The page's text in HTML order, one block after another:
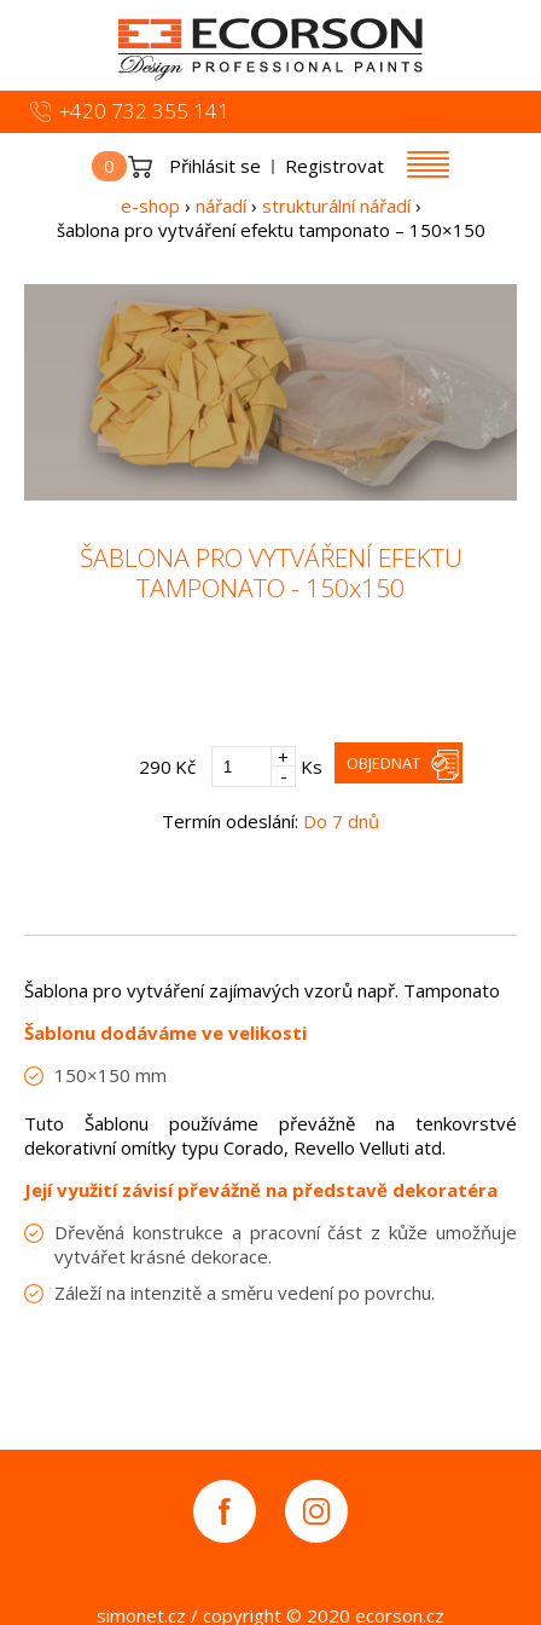
0 Přihlásit se Registrovat
+420 732 355 141
e-shop › nářadí › strukturální nářadí ›
šablona pro vytváření efektu tamponato – 150×150
ŠABLONA PRO VYTVÁŘENÍ EFEKTU
TAMPONATO - 150x150
290 Kč +
- Ks OBJEDNAT
Termín odeslání: Do 7 dnů
Šablona pro vytváření zajímavých vzorů např. Tamponato
Šablonu dodáváme ve velikosti
150×150 mm
Tuto Šablonu používáme převážně na tenkovrstvé
dekorativní omítky typu Corado, Revello Velluti atd.
Její využití závisí převážně na představě dekoratéra
Dřevěná konstrukce a pracovní část z kůže umožňuje
vytvářet krásné dekorace.
Záleží na intenzitě a směru vedení po povrchu.
simonet.cz / copyright © 2020 ecorson.cz